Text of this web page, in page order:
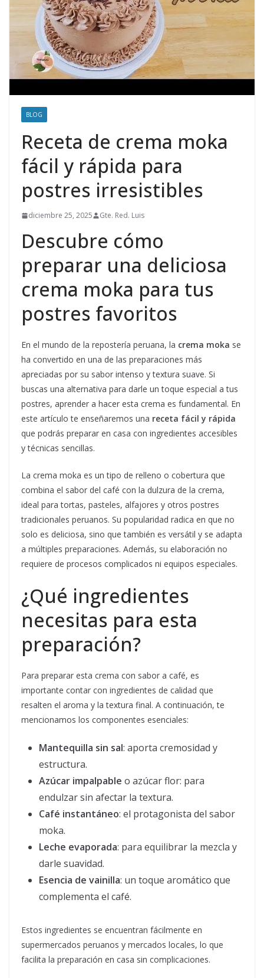
BLOG
Receta de crema moka
fácil y rápida para
postres irresistibles
diciembre 25, 2025 Gte. Red. Luis
Descubre cómo
preparar una deliciosa
crema moka para tus
postres favoritos
En el mundo de la repostería peruana, la crema moka se
ha convertido en una de las preparaciones más
apreciadas por su sabor intenso y textura suave. Si
buscas una alternativa para darle un toque especial a tus
postres, aprender a hacer esta crema es fundamental. En
este artículo te enseñaremos una receta fácil y rápida
que podrás preparar en casa con ingredientes accesibles
y técnicas sencillas.
La crema moka es un tipo de relleno o cobertura que
combina el sabor del café con la dulzura de la crema,
ideal para tortas, pasteles, alfajores y otros postres
tradicionales peruanos. Su popularidad radica en que no
solo es deliciosa, sino que también es versátil y se adapta
a múltiples preparaciones. Además, su elaboración no
requiere de procesos complicados ni equipos especiales.
¿Qué ingredientes
necesitas para esta
preparación?
Para preparar esta crema con sabor a café, es
importante contar con ingredientes de calidad que
resalten el aroma y la textura final. A continuación, te
mencionamos los componentes esenciales:
Mantequilla sin sal: aporta cremosidad y
estructura.
Azúcar impalpable o azúcar flor: para
endulzar sin afectar la textura.
Café instantáneo: el protagonista del sabor
moka.
Leche evaporada: para equilibrar la mezcla y
darle suavidad.
Esencia de vainilla: un toque aromático que
complementa el café.
Estos ingredientes se encuentran fácilmente en
supermercados peruanos y mercados locales, lo que
facilita la preparación en casa sin complicaciones.